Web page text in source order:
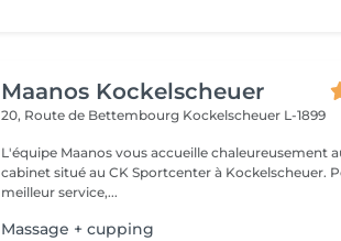
Maanos Kockelscheuer
20, Route de Bettembourg Kockelscheuer L-1899
L'équipe Maanos vous accueille chaleureusement
cabinet situé au CK Sportcenter à Kockelscheuer.
meilleur service,...
Massage + cupping